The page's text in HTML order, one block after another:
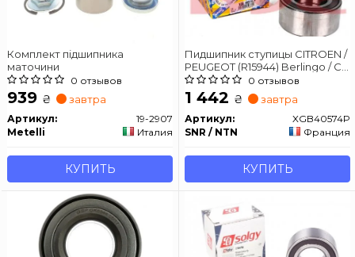
Комплект підшипника
маточини
0 отзывов
939 ₴ завтра
Артикул:
19-2907
Metelli
Италия
КУПИТЬ
Пидшипник ступицы CITROEN /
PEUGEOT (R15944) Berlingo / C3
/ C4 / C5 / 207/208/307/308/408 /
Partner 1.4-3 0
0 отзывов
1 442 ₴ завтра
Артикул:
XGB40574P
SNR / NTN
Франция
КУПИТЬ